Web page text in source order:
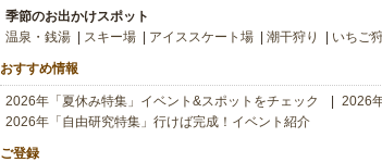
季節のお出かけスポット
温泉・銭湯
スキー場 アイススケート場 潮干狩り いちご
おすすめ情報
2026年「夏休み特集」イベント&スポットをチェック
2026
2026年「自由研究特集」行けば完成！イベント紹介
ご登録